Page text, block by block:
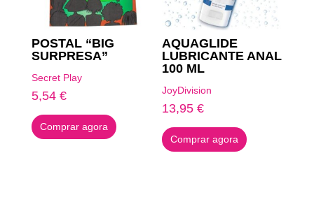
POSTAL “BIG
SURPRESA”
Secret Play
5,54 €
Comprar agora
AQUAGLIDE
LUBRICANTE ANAL
100 ML
JoyDivision
13,95€
Comprar agora